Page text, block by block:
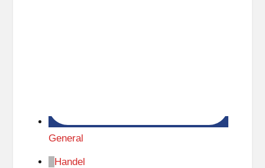
General
Handel